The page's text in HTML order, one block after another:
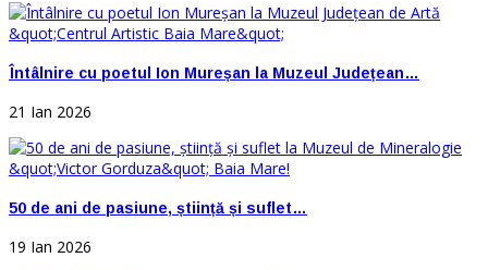
Întâlnire cu poetul Ion Mureșan la Muzeul Județean…
21 Ian 2026
50 de ani de pasiune, știință și suflet…
19 Ian 2026